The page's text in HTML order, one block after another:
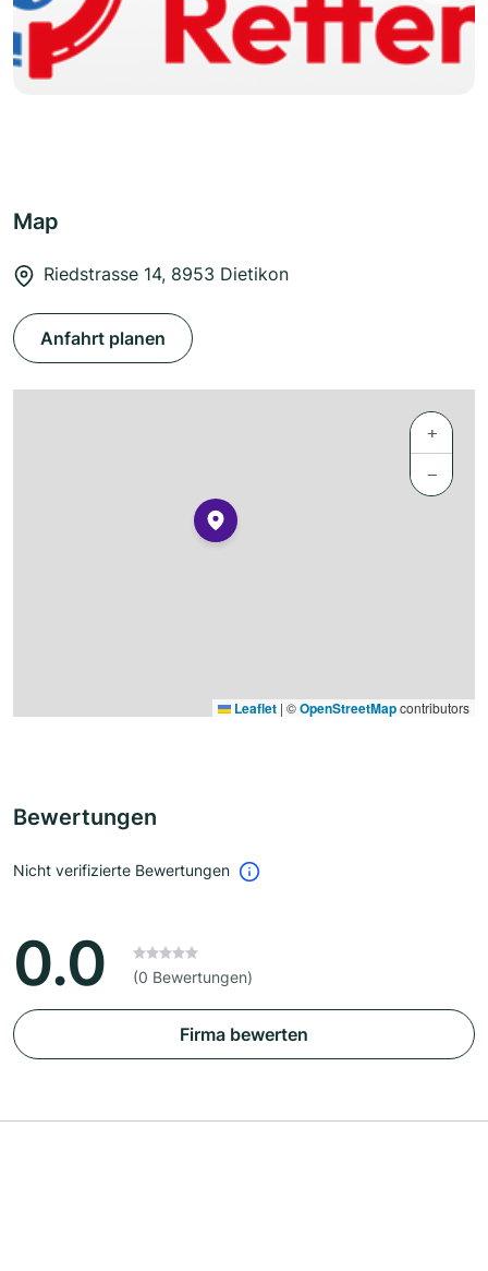
Map
Riedstrasse 14, 8953 Dietikon
Anfahrt planen
+
−
Leaflet | ©OpenStreetMapcontributors
Bewertungen
Nicht verifizierte Bewertungen
0.0 (0 Bewertungen)
Firma bewerten